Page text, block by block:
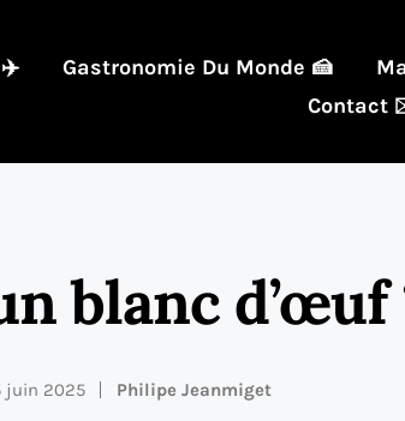
✈️ Gastronomie Du Monde 🍰
Contact
blanc d’œuf
juin 2025 Philipe Jeanmiget